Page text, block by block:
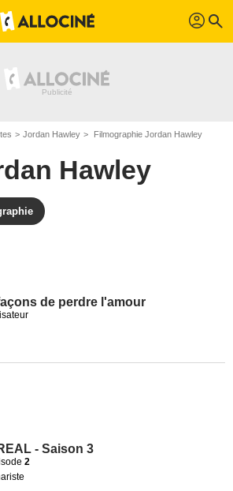
profil search
Jordan Hawley Filmographie Jordan Hawley
Hawley
de perdre l'amour
- Saison 3
2